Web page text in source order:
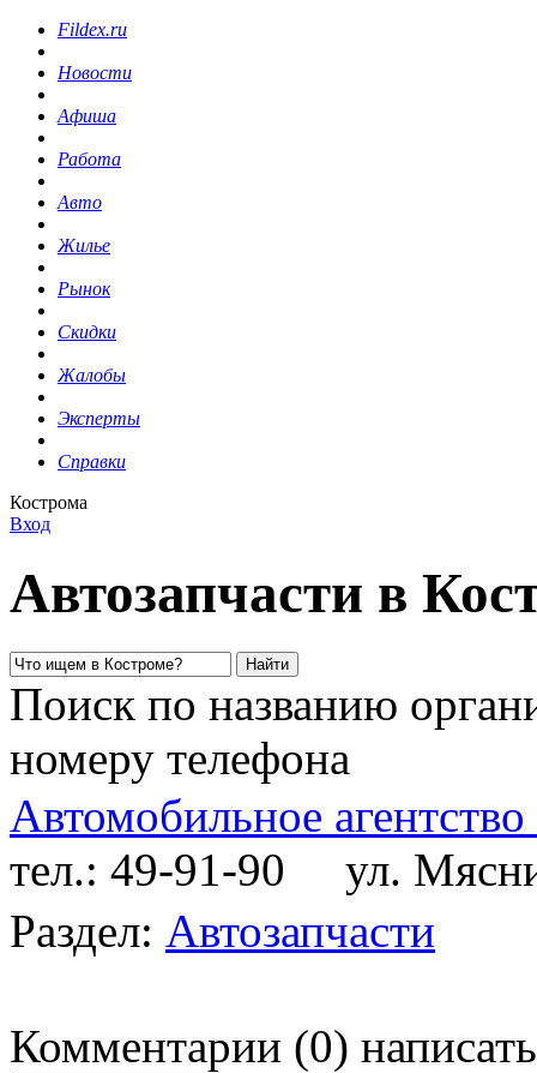
Fildex.ru
Новости
Афиша
Работа
Авто
Жилье
Рынок
Скидки
Жалобы
Эксперты
Справки
Кострома
Вход
Автозапчасти в
Поиск по названию
номеру телефона
Автомобильное
тел.: 49-91-90
ул.
Раздел: Автозапчасти
Комментарии (0) написать